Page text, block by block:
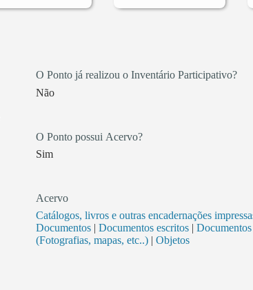
O Ponto já realizou o Inventário Participativo?
Não
O Ponto possui Acervo?
Sim
Acervo
Catálogos, livros e outras encadernações
Documentos| Documentos escritos|
(Fotografias, mapas, etc..)| Objetos